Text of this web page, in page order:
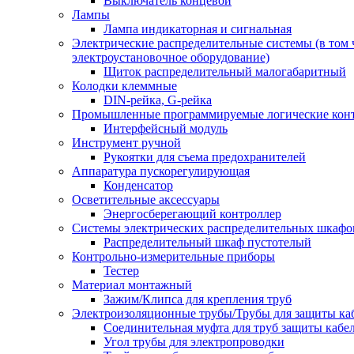
Лампы
Лампа индикаторная и сигнальная
Электрические распределительные системы (в том
электроустановочное оборудование)
Щиток распределительный малогабаритный
Колодки клеммные
DIN-рейка, G-рейка
Промышленные программируемые логические
Интерфейсный модуль
Инструмент ручной
Рукоятки для съема предохранителей
Аппаратура пускорегулирующая
Конденсатор
Осветительные аксессуары
Энергосберегающий контроллер
Системы электрических распределительных
Распределительный шкаф пустотелый
Контрольно-измерительные приборы
Тестер
Материал монтажный
Зажим/Клипса для крепления труб
Электроизоляционные трубы/Трубы для защиты
Соединительная муфта для труб защиты
Угол трубы для электропроводки